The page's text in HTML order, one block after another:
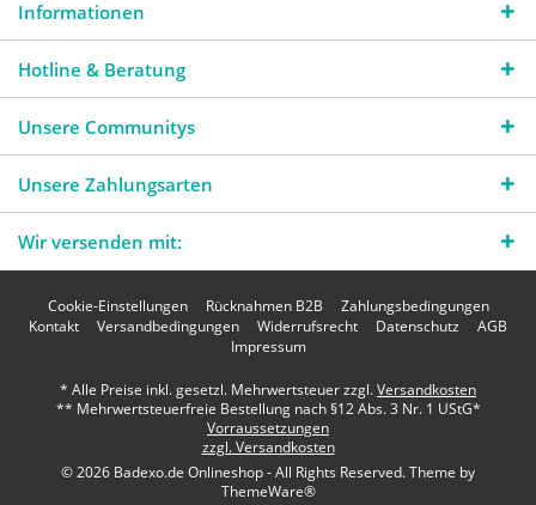
Informationen
Hotline & Beratung
Unsere Communitys
Unsere Zahlungsarten
Wir versenden mit:
Cookie-Einstellungen Rücknahmen B2B
Zahlungsbedingungen
Kontakt
Versandbedingungen Widerrufsrecht Datenschutz
AGB
Impressum
* Alle Preise inkl. gesetzl. Mehrwertsteuer zzgl.Versandkosten
** Mehrwertsteuerfreie Bestellung nach §12 Abs. 3 Nr. 1 UStG*
Vorraussetzungen
zzgl. Versandkosten
© 2026 Badexo.de Onlineshop - All Rights Reserved. Theme by
ThemeWare®